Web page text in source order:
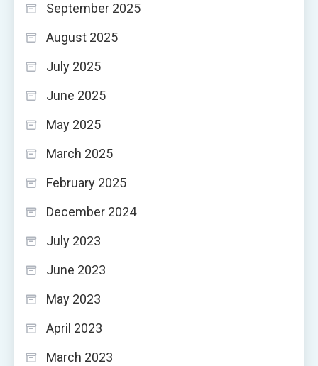
September 2025
August 2025
July 2025
June 2025
May 2025
March 2025
February 2025
December 2024
July 2023
June 2023
May 2023
April 2023
March 2023